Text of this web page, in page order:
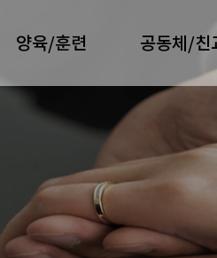
양육/훈련 공동체/친